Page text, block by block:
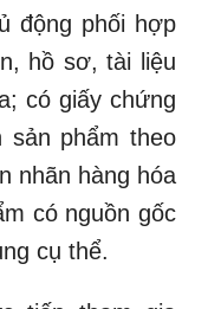
động phối hợp
hồ sơ, tài liệu
có giấy chứng
sản phẩm theo
nhãn hàng hóa
có nguồn gốc
cụ thể.